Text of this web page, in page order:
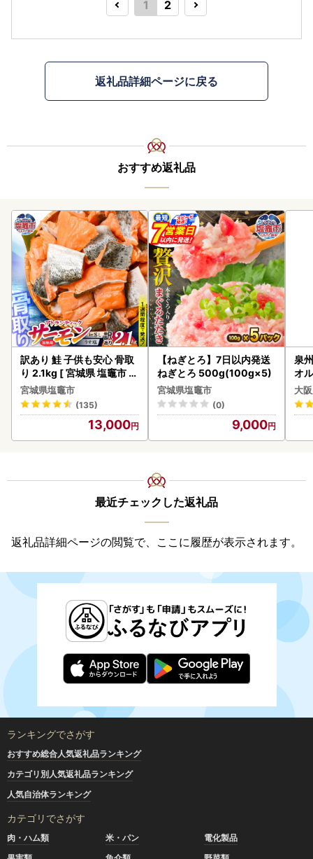
1 2
返礼品詳細ページに戻る
おすすめ返礼品
訳あり 鮭 子供も安心 骨取
り 2.1kg [ 宮城県 塩竈市 ]
鮭
宮城県塩竈市
(135)
13,000
【ねぎとろ】7日以内発送
ねぎとろ 500g(100g×5)
宮城県塩竈市
(0)
9,000
泉
オ
大
最近チェックした返礼品
返礼品詳細ページの閲覧で、ここに履歴が表示されます。
ランキングでさがす
おすすめ総合人気返礼品ランキング
カテゴリ別人気返礼品ランキング
人気自治体ランキング
カテゴリでさがす
肉・ハム類 米・パン
電化製品